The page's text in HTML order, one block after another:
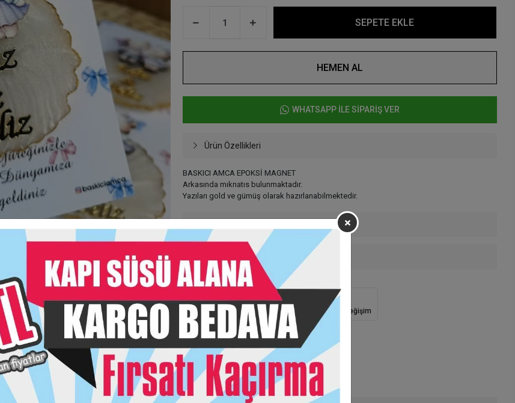
SEPETE EKLE
HEMEN AL
WHATSAPP İLE SİPARİŞ VER
Ürün Özellikleri
BASKICI AMCA EPOKSİ MAGNET
Arkasında mıknatıs bulunmaktadır.
Yazıları gold ve gümüş olarak hazırlanabilmektedir.
Garanti Ve Teslimat
Hızlı Gönderi Güvenli Alışveriş İade ve Değişim